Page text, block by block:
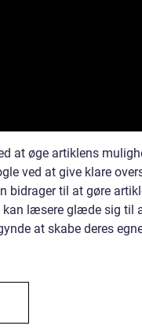
at øge artiklens
ved at give klare
bidrager til at gøre
kan læsere glæde sig til
at skabe deres